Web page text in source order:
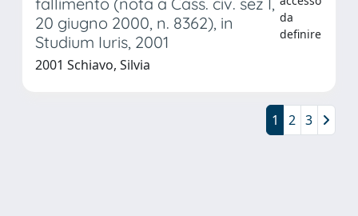
20 giugno 2000, n. 8362), in
Studium Iuris, 2001
da
definire
2001 Schiavo, Silvia
1 2 3